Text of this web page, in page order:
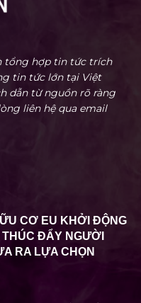
tổng hợp tin tức trích
tin tức lớn tại Việt
dẫn từ nguồn rõ ràng
liên hệ qua email
CƠ EU KHỞI ĐỘNG
ĐẨY NGƯỜI
RA LỰA CHỌN